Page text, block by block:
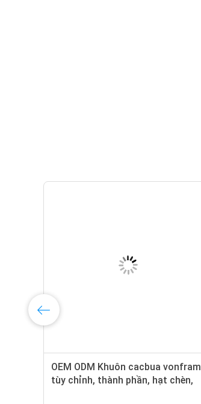
OEM ODM Khuôn cacbua vonfram
tùy chỉnh, thành phần, hạt chèn,